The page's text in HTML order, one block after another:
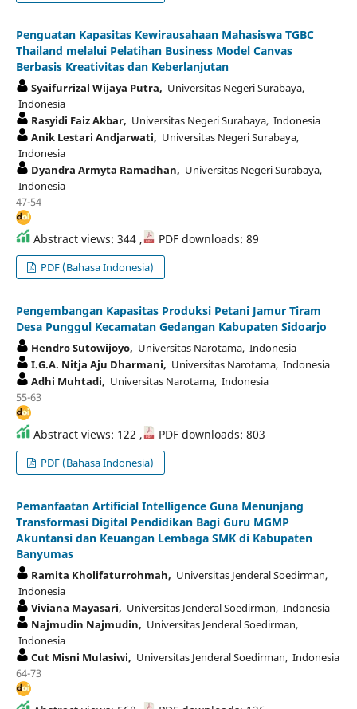
Penguatan Kapasitas Kewirausahaan Mahasiswa TGBC
Thailand melalui Pelatihan Business Model Canvas
Berbasis Kreativitas dan Keberlanjutan
Syaifurrizal Wijaya Putra, Universitas Negeri Surabaya,
Indonesia
Rasyidi Faiz Akbar, Universitas Negeri Surabaya, Indonesia
Anik Lestari Andjarwati, Universitas Negeri Surabaya,
Indonesia
Dyandra Armyta Ramadhan, Universitas Negeri Surabaya,
Indonesia
47-54
Abstract views: 344 , PDF downloads: 89
PDF (Bahasa Indonesia)
Pengembangan Kapasitas Produksi Petani Jamur Tiram
Desa Punggul Kecamatan Gedangan Kabupaten Sidoarjo
Hendro Sutowijoyo, Universitas Narotama, Indonesia
I.G.A. Nitja Aju Dharmani, Universitas Narotama, Indonesia
Adhi Muhtadi, Universitas Narotama, Indonesia
55-63
Abstract views: 122 , PDF downloads: 803
PDF (Bahasa Indonesia)
Pemanfaatan Artificial Intelligence Guna Menunjang
Transformasi Digital Pendidikan Bagi Guru MGMP
Akuntansi dan Keuangan Lembaga SMK di Kabupaten
Banyumas
Ramita Kholifaturrohmah, Universitas Jenderal Soedirman,
Indonesia
Viviana Mayasari, Universitas Jenderal Soedirman, Indonesia
Najmudin Najmudin, Universitas Jenderal Soedirman,
Indonesia
Cut Misni Mulasiwi, Universitas Jenderal Soedirman, Indonesia
64-73